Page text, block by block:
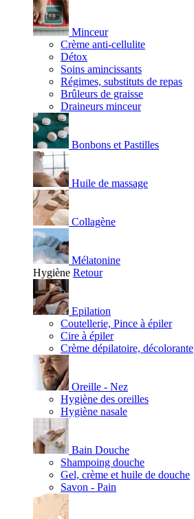
Minceur
Crème anti-cellulite
Détox
Soins amincissants
Régimes, substituts de repas
Brûleurs de graisse
Draineurs minceur
Bonbons et Pastilles
Huile de massage
Collagène
Mélatonine
Hygiène Retour
Epilation
Coutellerie, Pince à épiler
Cire à épiler
Crème dépilatoire, décolorante
Oreille - Nez
Hygiène des oreilles
Hygiène nasale
Bain Douche
Shampoing douche
Gel, crème et huile de douche
Savon - Pain